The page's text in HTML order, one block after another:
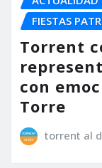
FIESTAS
Torrent
con
Torre
torrent al